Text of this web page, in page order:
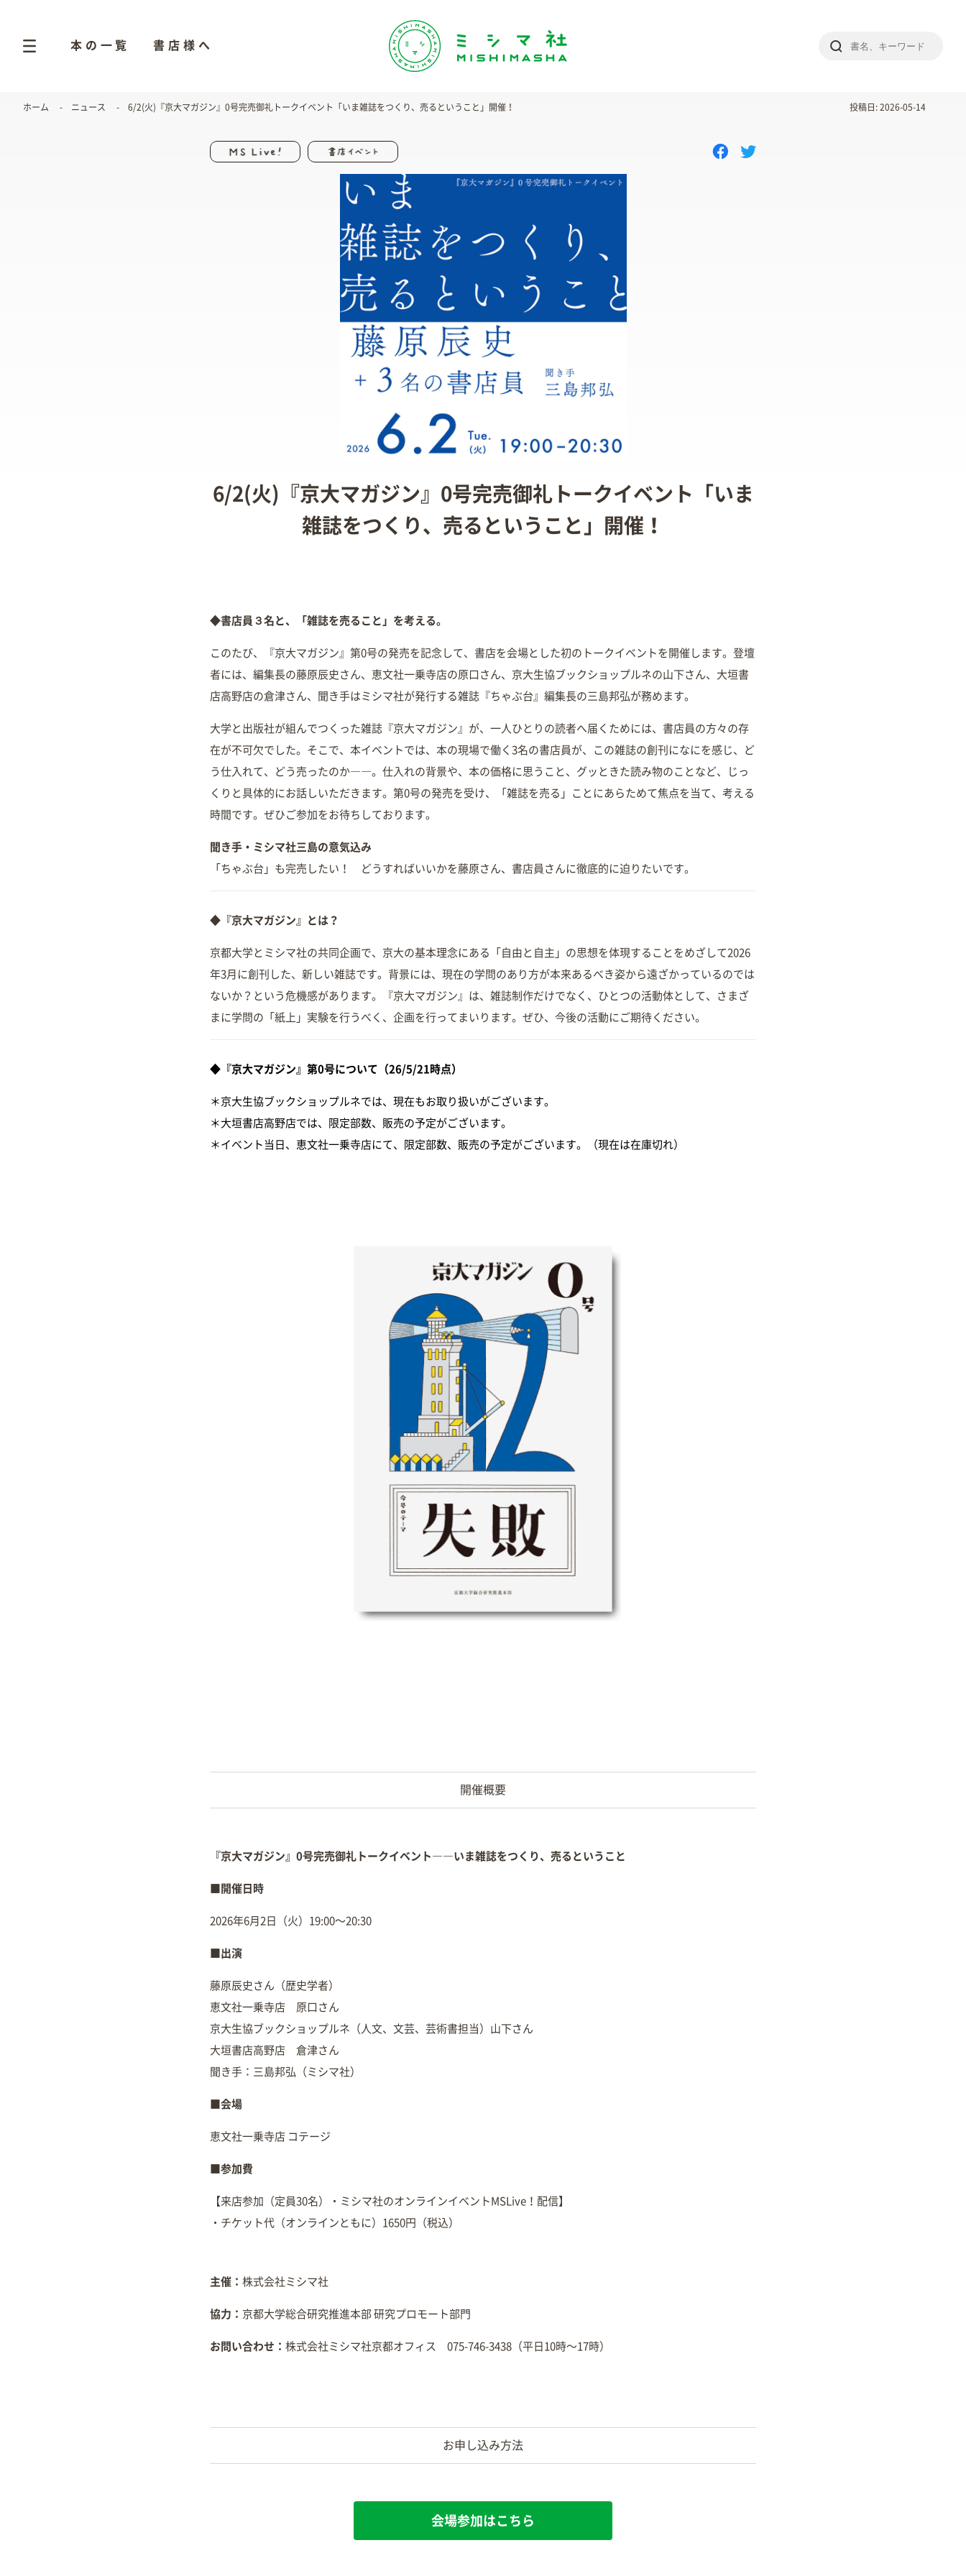
本の一覧 書店様へ
ホーム ニュース 6/2(火)『京大マガジン』0号完売御礼トークイベント「いま雑誌をつくり、売るということ」開催！ 投稿日: 2026-05-14
6/2(火)『京大マガジン』0号完売御礼トークイベント「いま
雑誌をつくり、売るということ」開催！
◆書店員３名と、「雑誌を売ること」を考える。
このたび、『京大マガジン』第0号の発売を記念して、書店を会場とした初のトークイベントを開催します。登壇
者には、編集長の藤原辰史さん、恵文社一乗寺店の原口さん、京大生協ブックショップルネの山下さん、大垣書
店高野店の倉津さん、聞き手はミシマ社が発行する雑誌『ちゃぶ台』編集長の三島邦弘が務めます。
大学と出版社が組んでつくった雑誌『京大マガジン』が、一人ひとりの読者へ届くためには、書店員の方々の存
在が不可欠でした。そこで、本イベントでは、本の現場で働く3名の書店員が、この雑誌の創刊になにを感じ、ど
う仕入れて、どう売ったのか――。仕入れの背景や、本の価格に思うこと、グッときた読み物のことなど、じっ
くりと具体的にお話しいただきます。第0号の発売を受け、「雑誌を売る」ことにあらためて焦点を当て、考える
時間です。ぜひご参加をお待ちしております。
聞き手・ミシマ社三島の意気込み
「ちゃぶ台」も完売したい！ どうすればいいかを藤原さん、書店員さんに徹底的に迫りたいです。
◆『京大マガジン』とは？
京都大学とミシマ社の共同企画で、京大の基本理念にある「自由と自主」の思想を体現することをめざして2026
年3月に創刊した、新しい雑誌です。背景には、現在の学問のあり方が本来あるべき姿から遠ざかっているのでは
ないか？という危機感があります。『京大マガジン』は、雑誌制作だけでなく、ひとつの活動体として、さまざ
まに学問の「紙上」実験を行うべく、企画を行ってまいります。ぜひ、今後の活動にご期待ください。
◆『京大マガジン』第0号について（26/5/21時点）
＊京大生協ブックショップルネでは、現在もお取り扱いがございます。
＊大垣書店高野店では、限定部数、販売の予定がございます。
＊イベント当日、恵文社一乗寺店にて、限定部数、販売の予定がございます。（現在は在庫切れ）
開催概要
『京大マガジン』0号完売御礼トークイベント ――いま雑誌をつくり、売るということ
開催日時
2026年6月2日（火）19:00〜20:30
出演
藤原辰史さん（歴史学者）
恵文社一乗寺店 原口さん
京大生協ブックショップルネ（人文、文芸、芸術書担当）山下さん
大垣書店高野店 倉津さん
聞き手：三島邦弘（ミシマ社）
会場
恵文社一乗寺店 コテージ
参加費
【来店参加（定員30名）・ミシマ社のオンラインイベントMSLive！配信】
・チケット代（オンラインともに）1650円（税込）
主催： 株式会社ミシマ社
協力： 京都大学総合研究推進本部 研究プロモート部門
お問い合わせ： 株式会社ミシマ社京都オフィス 075-746-3438（平日10時〜17時）
お申し込み方法
会場参加はこちら